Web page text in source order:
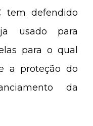
tem defendido
usado para
para o qual
a proteção do
da